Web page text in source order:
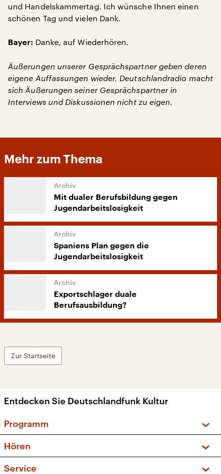
und Handelskammertag. Ich wünsche Ihnen einen
schönen Tag und vielen Dank.
Bayer: Danke, auf Wiederhören.
Äußerungen unserer Gesprächspartner geben deren
eigene Auffassungen wieder. Deutschlandradio macht
sich Äußerungen seiner Gesprächspartner in
Interviews und Diskussionen nicht zu eigen.
Mehr zum Thema
Mit dualer Berufsbildung gegen
Jugendarbeitslosigkeit
Spaniens Plan gegen die
Jugendarbeitslosigkeit
Exportschlager duale
Berufsausbildung?
Zur Startseite
Entdecken Sie Deutschlandfunk Kultur
Programm
Sendungen und Podcasts
Hören
Service